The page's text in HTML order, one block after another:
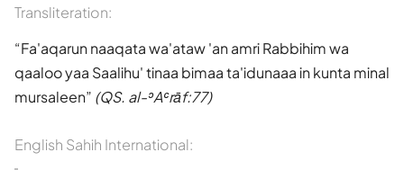
Transliteration:
Fa'aqarun naaqata wa'ataw 'an amri Rabbihim wa
qaaloo yaa Saalihu' tinaa bimaa ta'idunaaa in kunta minal
mursaleen (QS. al-ʾAʿrāf:77)
English Sahih International: